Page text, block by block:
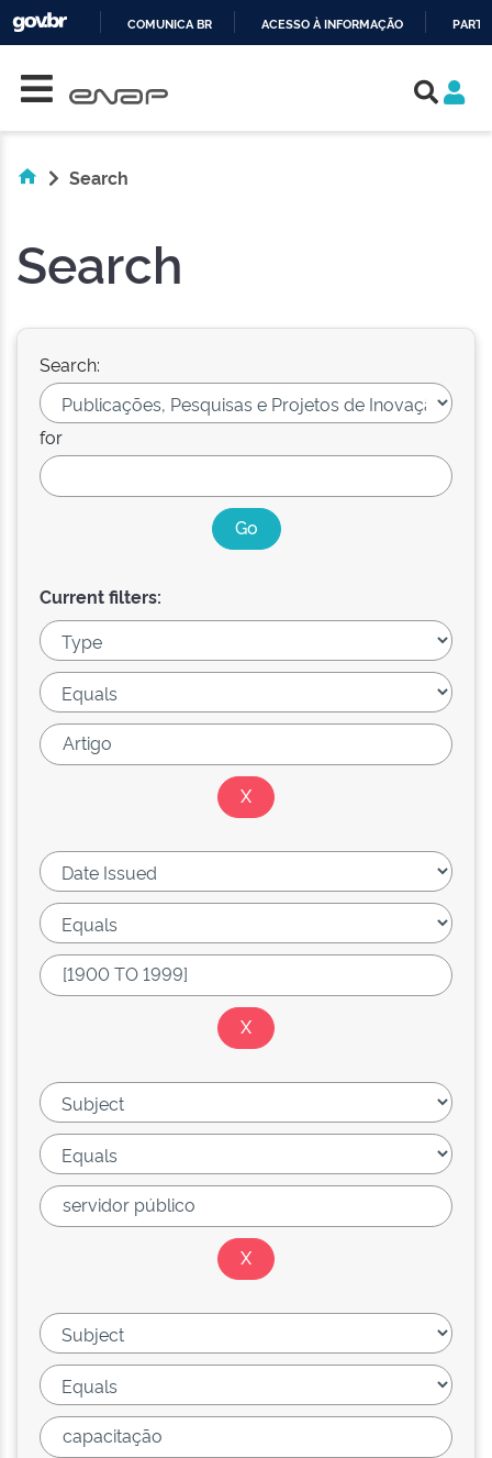
COMUNICA BR ACESSO À INFORMAÇÃO
Search
Search
Search:
for
Current filters: